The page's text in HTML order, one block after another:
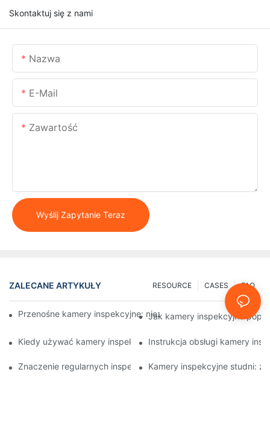
Skontaktuj się z nami
Nazwa
E-Mail
Zawartość
Wyślij Zapytanie Teraz
ZALECANE ARTYKUŁY FAQ
CASES
RESOURCE
Przenośne kamery inspekcyjne: niezbędne narzędzia dla
Jak kamery inspekcyjne
Kiedy używać kamery inspekcyjnej do studni: kluczowe
Instrukcja obsługi kamery
Znaczenie regularnych inspekcji studni za pomocą
Kamery inspekcyjne studni: